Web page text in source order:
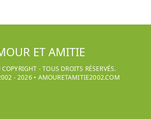
ET AMITIE
- TOUS DROITS RÉSERVÉS.
-2026• AMOURETAMITIE2002.COM